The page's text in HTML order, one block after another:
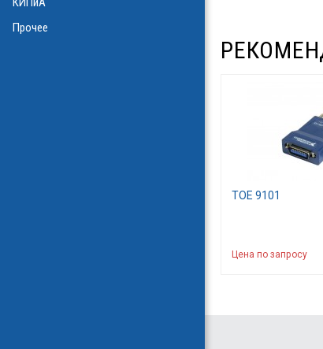
TOE 9101
Цена по запросу
Прочее
масле